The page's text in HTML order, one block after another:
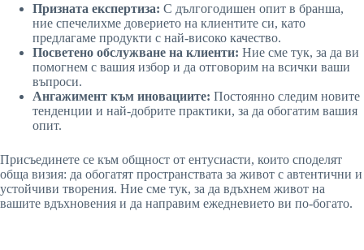
Призната експертиза: С дългогодишен опит в бранша,
ние спечелихме доверието на клиентите си, като
предлагаме продукти с най-високо качество.
Посветено обслужване на клиенти: Ние сме тук, за да ви
помогнем с вашия избор и да отговорим на всички ваши
въпроси.
Ангажимент към иновациите: Постоянно следим новите
тенденции и най-добрите практики, за да обогатим вашия
опит.
Присъединете се към общност от ентусиасти, които споделят
обща визия: да обогатят пространствата за живот с автентични и
устойчиви творения. Ние сме тук, за да вдъхнем живот на
вашите вдъхновения и да направим ежедневието ви по-богато.